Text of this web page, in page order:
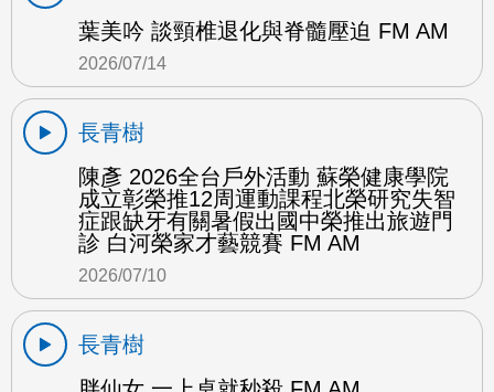
葉美吟 談頸椎退化與脊髓壓迫 FM AM
2026/07/14
長青樹
陳彥 2026全台戶外活動 蘇榮健康學院
成立彰榮推12周運動課程北榮研究失智
症跟缺牙有關暑假出國中榮推出旅遊門
診 白河榮家才藝競賽 FM AM
2026/07/10
長青樹